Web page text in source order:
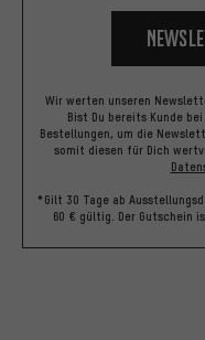
Wir werten unseren
Bist Du bereits Kunde
Bestellungen, um die
somit diesen für Dich
*Gilt 30 Tage ab
60 € gültig. Der Gutschein